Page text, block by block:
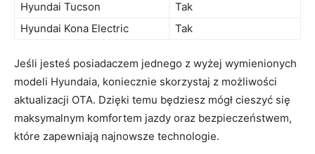
Hyundai Tucson
Tak
Hyundai Kona Electric
Tak
Jeśli jesteś posiadaczem jednego z wyżej ​wymienionych
modeli Hyundaia,‍ koniecznie‌ skorzystaj ⁢z możliwości
aktualizacji OTA. ⁤Dzięki temu będziesz mógł cieszyć ‌się
maksymalnym komfortem jazdy oraz bezpieczeństwem,
które zapewniają najnowsze technologie.